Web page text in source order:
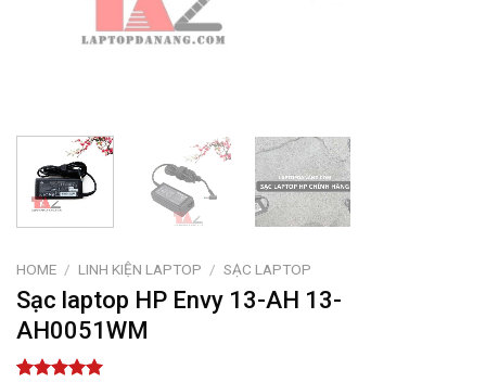
HOME / LINH KIỆN LAPTOP / SẠC LAPTOP
Sạc laptop HP Envy 13-AH 13-
AH0051WM